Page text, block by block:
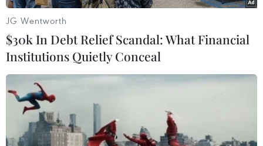
Kinh tế Mỹ tăng trưởng chậm lại, lạm phát
tăng cao
26/04/2024 01:10
Tổng Sản phẩm Quốc nội của Mỹ đã tăng trưởng 1,6%
trong quý 1/2024, thấp hơn nhiều mức trung bình được
JG Wentworth
$30k In Debt Relief Scandal: What Financial
Institutions Quietly Conceal